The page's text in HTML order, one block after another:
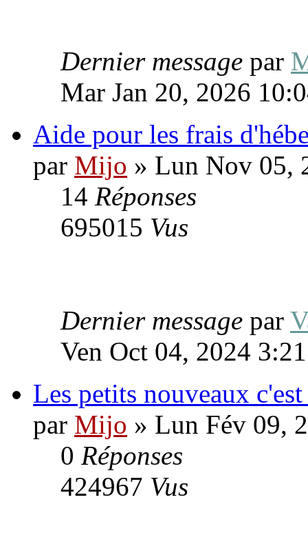
Dernier message par
Mar Jan 20, 2026
Aide pour les frais
par Mijo » Lun Nov 05,
14 Réponses
695015 Vus
Dernier message par
Ven Oct 04, 2024
Les petits nouveaux
par Mijo » Lun Fév 09,
0 Réponses
424967 Vus